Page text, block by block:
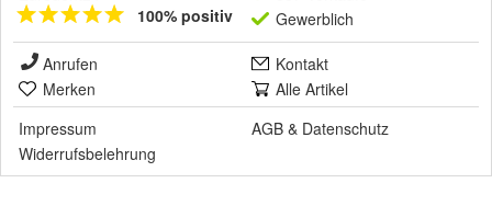
100% positiv
Gewerblich
Anrufen
Kontakt
Merken
Alle Artikel
Impressum
AGB & Datenschutz
Widerrufsbelehrung